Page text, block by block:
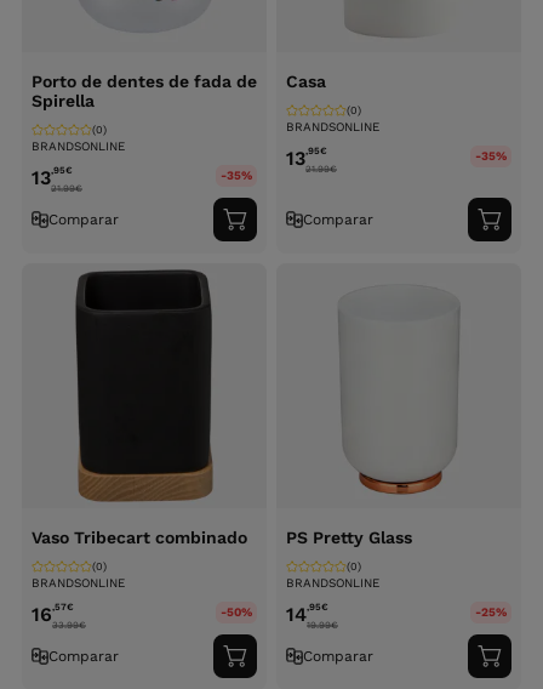
Porto de dentes de fada de
Spirella
BRANDSONLINE
(0)
13,95€
21.99€
-35%
Comparar
Adicionar
ao
Casa
BRANDSONLINE
(0)
13,95€
21.99€
-35%
Comparar
ao
Vaso Tribecart combinado
BRANDSONLINE
(0)
16,57€
33.99€
-50%
Comparar
Adicionar
ao
PS Pretty Glass
BRANDSONLINE
(0)
14,95€
19.99€
-25%
Comparar
ao